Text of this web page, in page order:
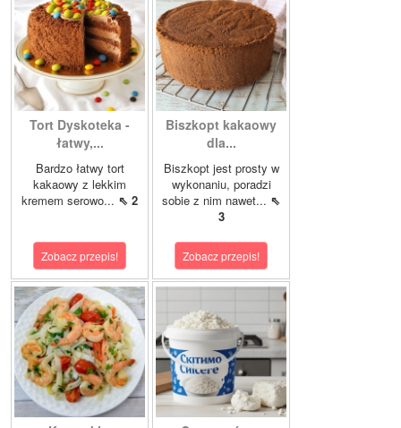
Tort Dyskoteka -
łatwy,...
Bardzo łatwy tort
kakaowy z lekkim
kremem serowo... ⇖ 2
Zobacz przepis!
Biszkopt kakaowy
dla...
Biszkopt jest prosty w
wykonaniu, poradzi
sobie z nim nawet... ⇖
3
Zobacz przepis!